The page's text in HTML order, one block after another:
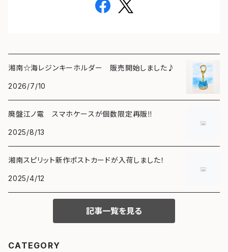
湘南☆海レジンキーホルダー 販売開始しました♪
2026/7/10
廃盤江ノ電 スマホケースが個数限定再販‼️
2025/8/13
湘南スピリット新作ポストカードが入荷しました！
2025/4/12
記事一覧を見る
CATEGORY